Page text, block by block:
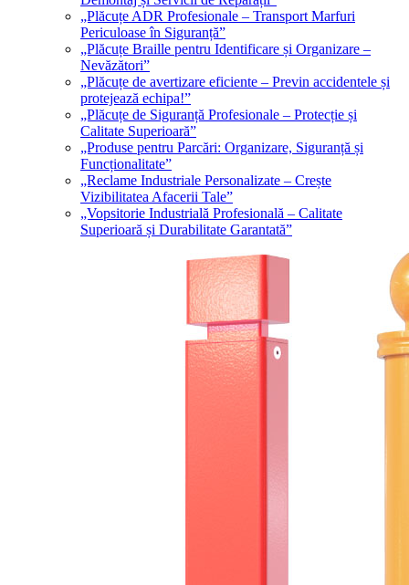
„Plăcuțe ADR Profesionale – Transport Marfuri
Periculoase în Siguranță”
„Plăcuțe Braille pentru Identificare și Organizare –
Nevăzători”
„Plăcuțe de avertizare eficiente – Previn accidentele și
protejează echipa!”
„Plăcuțe de Siguranță Profesionale – Protecție și
Calitate Superioară”
„Produse pentru Parcări: Organizare, Siguranță și
Funcționalitate”
„Reclame Industriale Personalizate – Crește
Vizibilitatea Afacerii Tale”
„Vopsitorie Industrială Profesională – Calitate
Superioară și Durabilitate Garantată”